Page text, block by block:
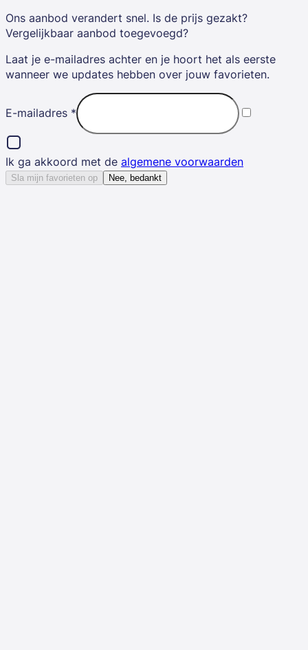
Ons aanbod verandert snel. Is de prijs gezakt?
Vergelijkbaar aanbod toegevoegd?
Laat je e-mailadres achter en je hoort het als eerste
wanneer we updates hebben over jouw favorieten.
E-mailadres *
Ik ga akkoord met de algemene voorwaarden
Sla mijn favorieten op Nee, bedankt